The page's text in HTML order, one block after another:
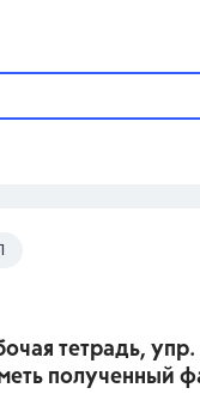
задание
тетрадь, упр.
полученный